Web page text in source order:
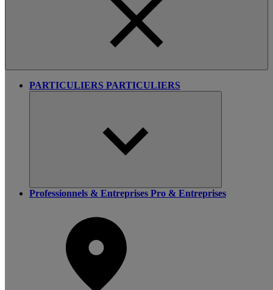
PARTICULIERS PARTICULIERS
Professionnels & Entreprises Pro & Entreprises